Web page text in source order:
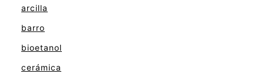
arcilla
barro
bioetanol
cerámica